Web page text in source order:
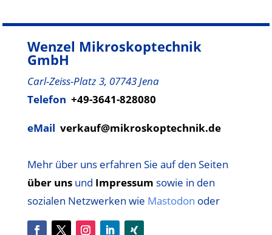
Wenzel Mikroskoptechnik
GmbH
Carl-Zeiss-Platz 3, 07743 Jena
Telefon +49-3641-828080
eMail verkauf@mikroskoptechnik.de
Mehr über uns erfahren Sie auf den Seiten
über unsund Impressum sowie in den
sozialen Netzwerken wie Mastodon oder